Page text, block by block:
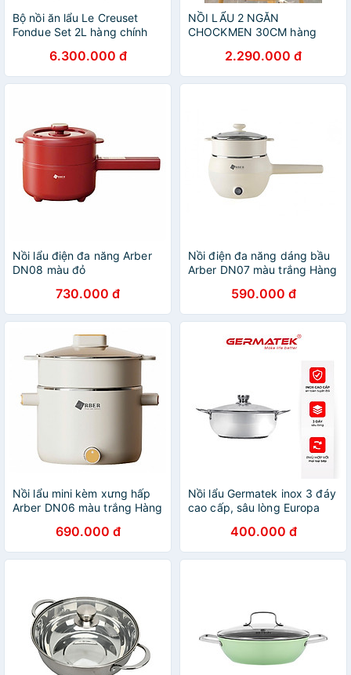
Bộ nồi ăn lẩu Le Creuset
Fondue Set 2L hàng chính
6.300.000 đ
NỒI LẨU 2 NGĂN
CHOCKMEN 30CM hàng
2.290.000 đ
Nồi lẩu điện đa năng Arber
DN08 màu đỏ
730.000 đ
Nồi điện đa năng dáng bầu
Arber DN07 màu trắng Hàng
590.000 đ
Nồi lẩu mini kèm xưng hấp
Arber DN06 màu trắng Hàng
690.000 đ
Nồi lẩu Germatek inox 3 đáy
cao cấp, sâu lòng Europa
chính hãng400.000 đ